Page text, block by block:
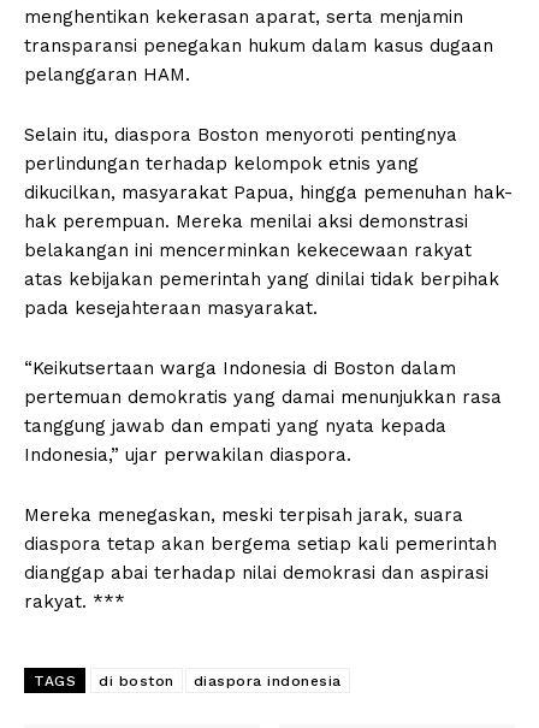
menghentikan kekerasan aparat, serta menjamin
transparansi penegakan hukum dalam kasus dugaan
pelanggaran HAM.
Selain itu, diaspora Boston menyoroti pentingnya
perlindungan terhadap kelompok etnis yang
dikucilkan, masyarakat Papua, hingga pemenuhan hak-
hak perempuan. Mereka menilai aksi demonstrasi
belakangan ini mencerminkan kekecewaan rakyat
atas kebijakan pemerintah yang dinilai tidak berpihak
pada kesejahteraan masyarakat.
“Keikutsertaan warga Indonesia di Boston dalam
pertemuan demokratis yang damai menunjukkan rasa
tanggung jawab dan empati yang nyata kepada
Indonesia,” ujar perwakilan diaspora.
Mereka menegaskan, meski terpisah jarak, suara
diaspora tetap akan bergema setiap kali pemerintah
dianggap abai terhadap nilai demokrasi dan aspirasi
rakyat. ***
TAGS di boston diaspora indonesia